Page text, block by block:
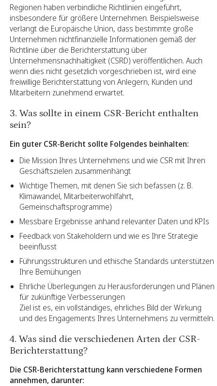
Regionen haben verbindliche Richtlinien eingeführt,
insbesondere für größere Unternehmen. Beispielsweise
verlangt die Europäische Union, dass bestimmte große
Unternehmen nichtfinanzielle Informationen gemäß der
Richtlinie über die Berichterstattung über
Unternehmensnachhaltigkeit (CSRD) veröffentlichen. Auch
wenn dies nicht gesetzlich vorgeschrieben ist, wird eine
freiwillige Berichterstattung von Anlegern, Kunden und
Mitarbeitern zunehmend erwartet.
3. Was sollte in einem CSR-Bericht enthalten
sein?
Ein guter CSR-Bericht sollte Folgendes beinhalten:
Die Mission Ihres Unternehmens und wie CSR mit Ihren
Geschäftszielen zusammenhängt
Wichtige Themen, mit denen Sie sich befassen (z. B.
Klimawandel, Mitarbeiterwohlfahrt,
Gemeinschaftsprogramme)
Messbare Ergebnisse anhand relevanter Daten und KPIs
Feedback von Stakeholdern und wie es Ihre Strategie
beeinflusst
Führungsstrukturen und ethische Standards unterstützen
Ihre Bemühungen
Ehrliche Überlegungen zu Herausforderungen und Plänen
für zukünftige Verbesserungen
Ziel ist es, ein vollständiges, ehrliches Bild der Wirkung
und des Engagements Ihres Unternehmens zu vermitteln.
4. Was sind die verschiedenen Arten der CSR-
Berichterstattung?
Die CSR-Berichterstattung kann verschiedene Formen
annehmen, darunter: